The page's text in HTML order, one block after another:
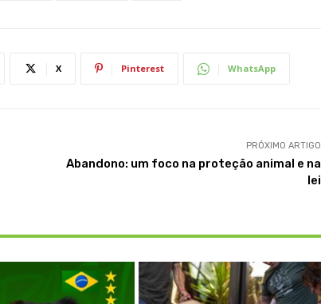
X Pinterest WhatsApp
PRÓXIMO ARTIGO
Abandono: um foco na proteção animal e na
lei